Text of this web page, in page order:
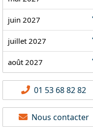
juin 2027
juillet 2027
août 2027
01 53 68 82 82
Nous contacter